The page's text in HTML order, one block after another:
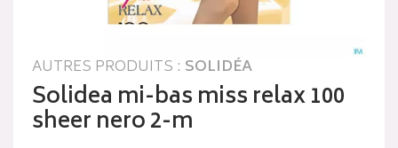
AUTRES PRODUITS : SOLIDÉA
Solidea mi-bas miss relax 100
sheer nero 2-m